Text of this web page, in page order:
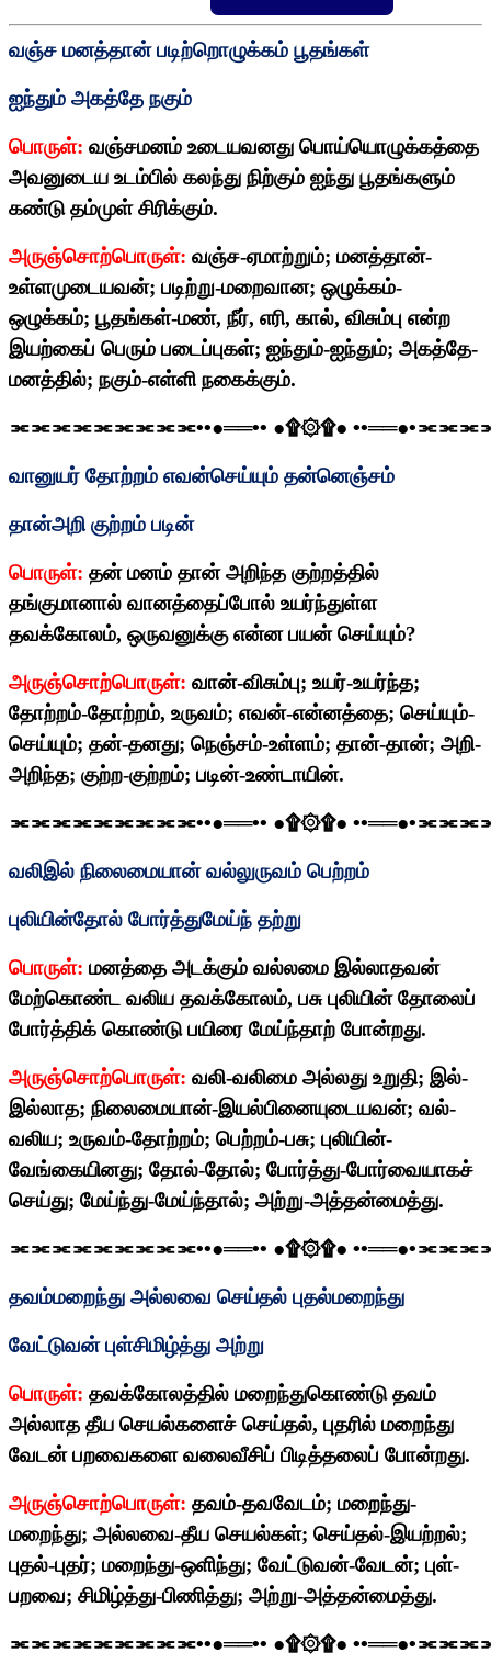
வஞ்ச மனத்தான் படிற்றொழுக்கம் பூதங்கள்
ஐந்தும் அகத்தே நகும்
பொருள்: வஞ்சமனம் உடையவனது பொய்யொழுக்கத்தை
அவனுடைய உடம்பில் கலந்து நிற்கும் ஐந்து பூதங்களும்
கண்டு தம்முள் சிரிக்கும்.
அருஞ்சொற்பொருள்: வஞ்ச-ஏமாற்றும்; மனத்தான்-
உள்ளமுடையவன்; படிற்று-மறைவான; ஒழுக்கம்-
ஒழுக்கம்; பூதங்கள்-மண், நீர், எரி, கால், விசும்பு என்ற
இயற்கைப் பெரும் படைப்புகள்; ஐந்தும்-ஐந்தும்; அகத்தே-
மனத்தில்; நகும்-எள்ளி நகைக்கும்.
⫘⫘⫘⫘⫘⫘⫘⫘⫘••●══•• ●۩۞۩● ••══●•
வானுயர் தோற்றம் எவன்செய்யும் தன்னெஞ்சம்
தான்அறி குற்றம் படின்
பொருள்: தன் மனம் தான் அறிந்த குற்றத்தில்
தங்குமானால் வானத்தைப்போல் உயர்ந்துள்ள
தவக்கோலம், ஒருவனுக்கு என்ன பயன் செய்யும்?
அருஞ்சொற்பொருள்: வான்-விசும்பு; உயர்-உயர்ந்த;
தோற்றம்-தோற்றம், உருவம்; எவன்-என்னத்தை; செய்யும்-
செய்யும்; தன்-தனது; நெஞ்சம்-உள்ளம்; தான்-தான்; அறி-
அறிந்த; குற்ற-குற்றம்; படின்-உண்டாயின்.
⫘⫘⫘⫘⫘⫘⫘⫘⫘••●══•• ●۩۞۩● ••══●•
வலிஇல் நிலைமையான் வல்லுருவம் பெற்றம்
புலியின்தோல் போர்த்துமேய்ந் தற்று
பொருள்: மனத்தை அடக்கும் வல்லமை இல்லாதவன்
மேற்கொண்ட வலிய தவக்கோலம், பசு புலியின் தோலைப்
போர்த்திக் கொண்டு பயிரை மேய்ந்தாற் போன்றது.
அருஞ்சொற்பொருள்: வலி-வலிமை அல்லது உறுதி; இல்-
இல்லாத; நிலைமையான்-இயல்பினையுடையவன்; வல்-
வலிய; உருவம்-தோற்றம்; பெற்றம்-பசு; புலியின்-
வேங்கையினது; தோல்-தோல்; போர்த்து-போர்வையாகச்
செய்து; மேய்ந்து-மேய்ந்தால்; அற்று-அத்தன்மைத்து.
⫘⫘⫘⫘⫘⫘⫘⫘⫘••●══•• ●۩۞۩● ••══●•
தவம்மறைந்து அல்லவை செய்தல் புதல்மறைந்து
வேட்டுவன் புள்சிமிழ்த்து அற்று
பொருள்: தவக்கோலத்தில் மறைந்துகொண்டு தவம்
அல்லாத தீய செயல்களைச் செய்தல், புதரில் மறைந்து
வேடன் பறவைகளை வலைவீசிப் பிடித்தலைப் போன்றது.
அருஞ்சொற்பொருள்: தவம்-தவவேடம்; மறைந்து-
மறைந்து; அல்லவை-தீய செயல்கள்; செய்தல்-இயற்றல்;
புதல்-புதர்; மறைந்து-ஒளிந்து; வேட்டுவன்-வேடன்; புள்-
பறவை; சிமிழ்த்து-பிணித்து; அற்று-அத்தன்மைத்து.
⫘⫘⫘⫘⫘⫘⫘⫘⫘••●══•• ●۩۞۩● ••══●•